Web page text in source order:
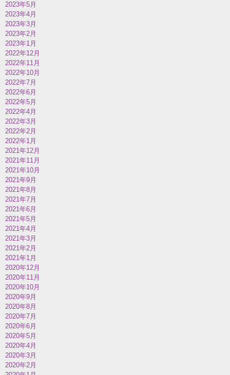
2023年5月
2023年4月
2023年3月
2023年2月
2023年1月
2022年12月
2022年11月
2022年10月
2022年7月
2022年6月
2022年5月
2022年4月
2022年3月
2022年2月
2022年1月
2021年12月
2021年11月
2021年10月
2021年9月
2021年8月
2021年7月
2021年6月
2021年5月
2021年4月
2021年3月
2021年2月
2021年1月
2020年12月
2020年11月
2020年10月
2020年9月
2020年8月
2020年7月
2020年6月
2020年5月
2020年4月
2020年3月
2020年2月